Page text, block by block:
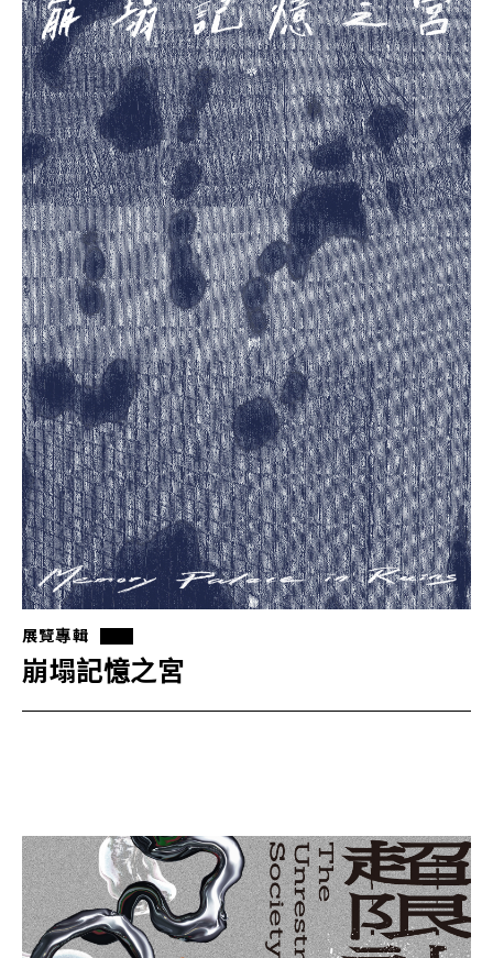
展覽專輯
崩塌記憶之宮